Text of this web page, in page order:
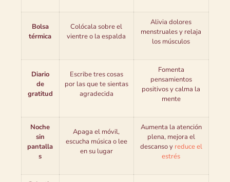
Bolsa
térmica
Colócala sobre el
vientre o la espalda
Alivia dolores
menstruales y relaja
los músculos
Diario
de
gratitud
Escribe tres cosas
por las que te sientas
agradecida
Fomenta
pensamientos
positivos y calma la
mente
Noche
sin
pantalla
s
Apaga el móvil,
escucha música o lee
en su lugar
Aumenta la atención
plena, mejora el
descanso y reduce el
estrés